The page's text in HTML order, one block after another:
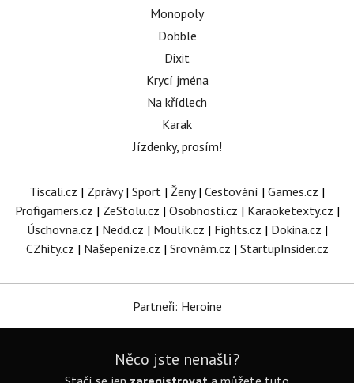
Monopoly
Dobble
Dixit
Krycí jména
Na křídlech
Karak
Jízdenky, prosím!
Tiscali.cz | Zprávy| Sport | Ženy| Cestování | Games.cz |
Profigamers.cz | ZeStolu.cz | Osobnosti.cz | Karaoketexty.cz |
Úschovna.cz | Nedd.cz | Moulík.cz | Fights.cz | Dokina.cz |
CZhity.cz | Našepeníze.cz | Srovnám.cz | StartupInsider.cz
Partneři: Heroine
Něco jste nenašli?